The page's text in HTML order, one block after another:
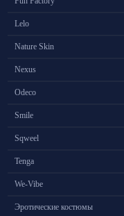
Lelo
Nature Skin
Nexus
Odeco
Smile
Sqweel
Tenga
We-Vibe
Эротические костюмы